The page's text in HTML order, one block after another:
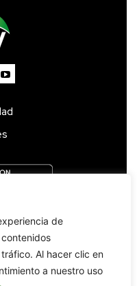
de
Al hacer clic en
a nuestro uso
Parrilla
Contacto